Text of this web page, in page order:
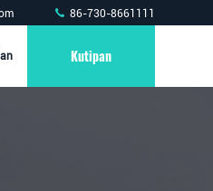
86-730-8661111
Kutipan